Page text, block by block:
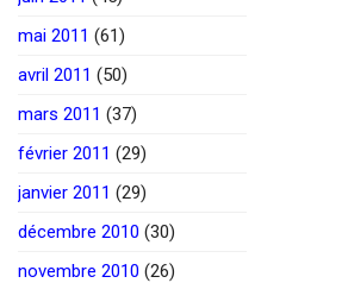
mai 2011 (61)
avril 2011 (50)
mars 2011 (37)
février 2011 (29)
janvier 2011 (29)
décembre 2010 (30)
novembre 2010 (26)